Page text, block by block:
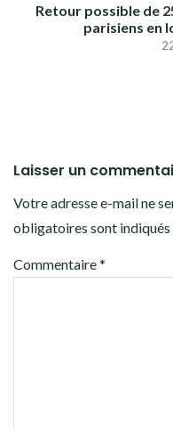
Retour possible de
parisiens en
Laisser un
Votre adresse e-mail ne
obligatoires sont indiqués
Commentaire*